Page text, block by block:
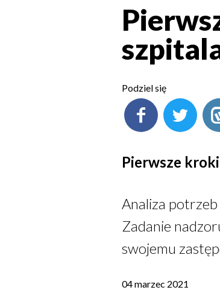
Podziel się
Pierwsze
Analiza
Zadanie
swojemu
04 marzec 2021